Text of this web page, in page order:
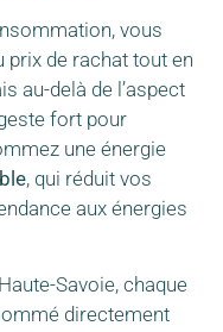
vous
prix de rachat tout en
au-delà de l’aspect
fort pour
une énergie
, qui réduit vos
aux énergies
Savoie, chaque
directement